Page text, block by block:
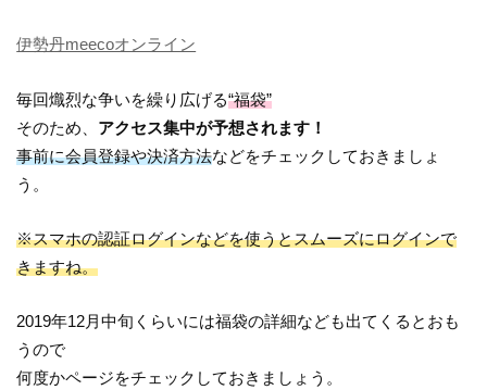
伊勢丹meecoオンライン
毎回熾烈な争いを繰り広げる“福袋”
そのため、 アクセス集中が予想されます！
事前に会員登録や決済方法などをチェックしておきましょ
う。
※スマホの認証ログインなどを使うとスムーズにログインで
きますね。
2019年12月中旬くらいには福袋の詳細なども出てくるとおも
うので
何度かページをチェックしておきましょう。